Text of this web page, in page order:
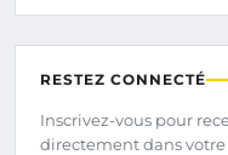
RESTEZ CONNECTÉ
Inscrivez-vous pour
directement dans